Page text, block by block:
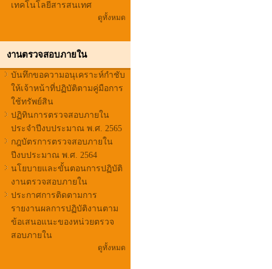
เทคโนโลยีสารสนเทศ
ดูทั้งหมด
งานตรวจสอบภายใน
บันทึกขอความอนุเคราะห์กำชับ
ให้เจ้าหน้าที่ปฏิบัติตามคู่มือการ
ใช้ทรัพย์สิน
ปฏิทินการตรวจสอบภายใน
ประจำปีงบประมาณ พ.ศ. 2565
กฎบัตรการตรวจสอบภายใน
ปีงบประมาณ พ.ศ. 2564
นโยบายและขั้นตอนการปฏิบัติ
งานตรวจสอบภายใน
ประกาศการติดตามการ
รายงานผลการปฏิบัติงานตาม
ข้อเสนอแนะของหน่วยตรวจ
สอบภายใน
ดูทั้งหมด